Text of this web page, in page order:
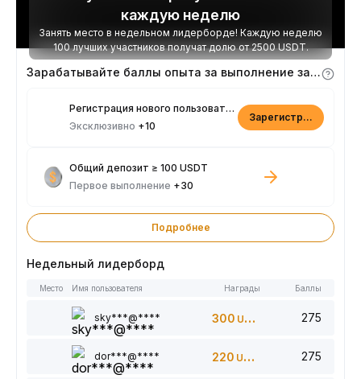
каждую неделю
Занять место в недельном лидерборде! Каждую неделю
100 лучших участников получат долю от 2500 USDT.
Зарабатывайте баллы опыта за выполнение заданий
Регистрация нового пользователя
Эксклюзивно +10
Зарегистрироваться
Общий депозит ≥ 100 USDT
Первое выполнение +30
Подробнее
Недельный лидерборд
Место Имя пользователя Награды Баллы
sky***@**** 300 USDT 275
dor***@**** 220 USDT 275